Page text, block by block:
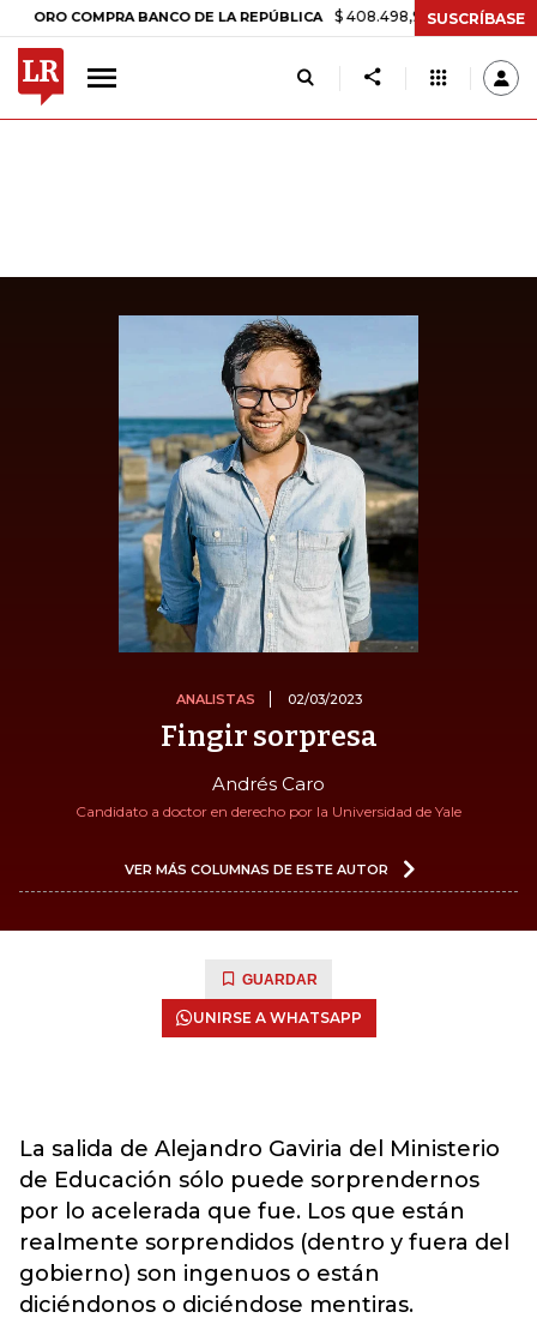
COMPRA BANCO DE LA REPÚBLICA $ 408.498,97 +$ 8.753,81 +2,19%
SUSCRÍBASE
ANALISTAS 02/03/2023
Fingir sorpresa
Andrés Caro
Candidato a doctor en derecho por la Universidad de Yale
VER MÁS COLUMNAS DE ESTE AUTOR
GUARDAR
UNIRSE A WHATSAPP
La salida de Alejandro Gaviria del Ministerio
de Educación sólo puede sorprendernos
por lo acelerada que fue. Los que están
realmente sorprendidos (dentro y fuera del
gobierno) son ingenuos o están
diciéndonos o diciéndose mentiras.